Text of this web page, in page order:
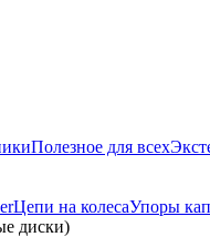
Полезное для всех
Цепи на колесаУпоры
диски)